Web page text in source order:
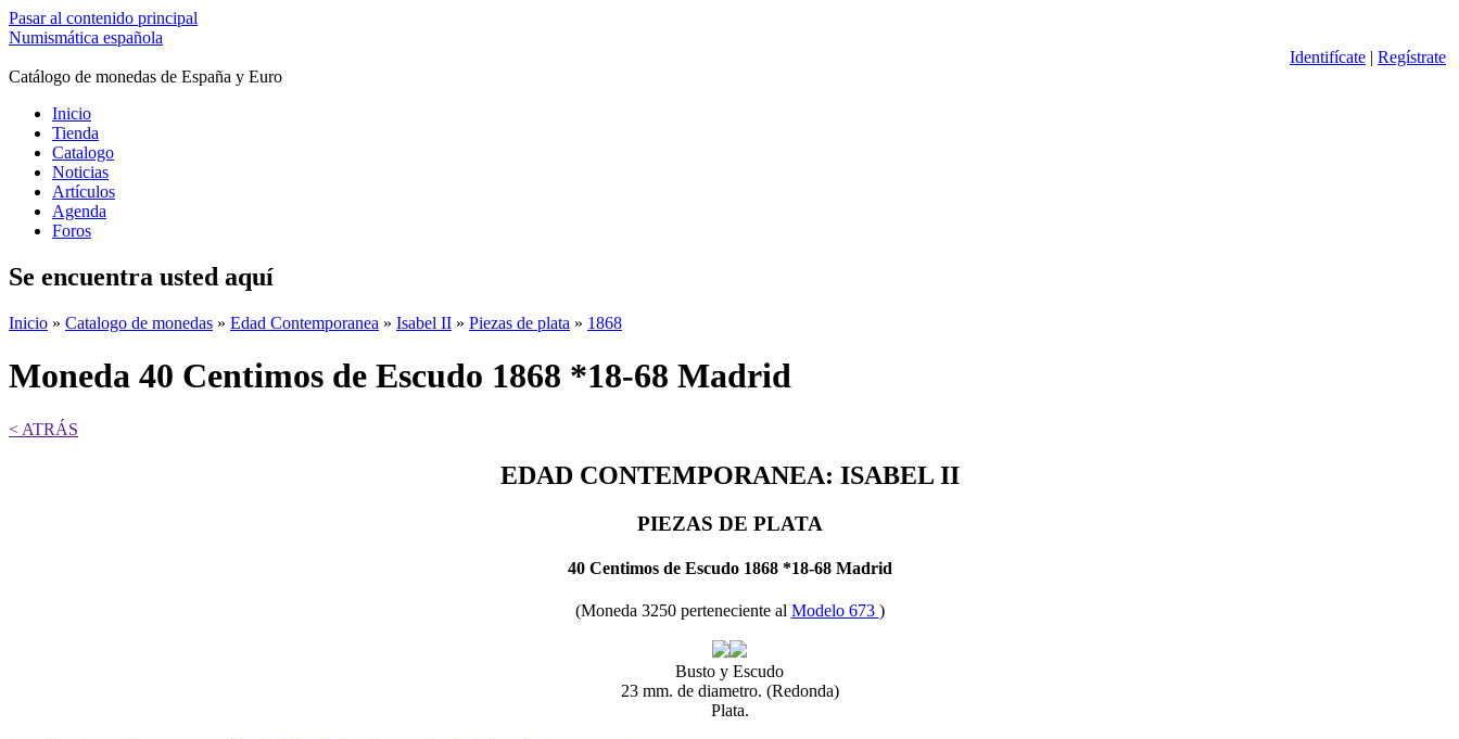
Pasar al contenido principal
Numismática española
Identifícate | Regístrate
Catálogo de monedas de España y Euro
Inicio
Tienda
Catalogo
Noticias
Artículos
Agenda
Foros
Se encuentra usted aquí
Inicio » Catalogo de monedas » Edad Contemporanea » Isabel II » Piezas de plata » 1868
Moneda 40 Centimos de Escudo 1868 *18-68 Madrid
< ATRÁS
EDAD CONTEMPORANEA: ISABEL II
PIEZAS DE PLATA
40 Centimos de Escudo 1868 *18-68 Madrid
(Moneda 3250 perteneciente al Modelo 673 )
Busto y Escudo
23 mm. de diametro. (Redonda)
Plata.